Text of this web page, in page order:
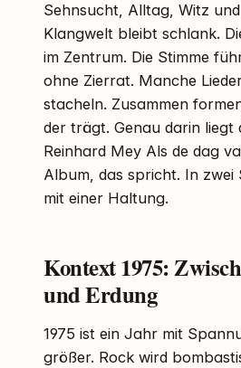
Sehnsucht, Alltag, Witz
Klangwelt bleibt schlank.
im Zentrum. Die Stimme
ohne Zierrat. Manche
stacheln. Zusammen
der trägt. Genau darin liegt
Reinhard Mey Als de dag
Album, das spricht. In zwei
mit einer Haltung.
Kontext 1975:
und Erdung
1975 ist ein Jahr mit
größer. Rock wird